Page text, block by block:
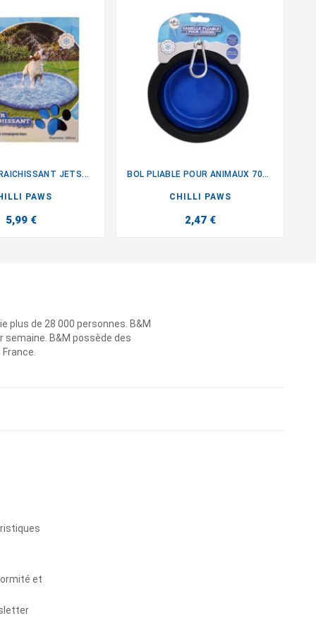
JETS...
PAWS
5,99 €
BOL PLIABLE POUR ANIMAUX 700ML
CHILLI PAWS
2,47 €
plus de 28 000 personnes. B&M
B&M possède des
et